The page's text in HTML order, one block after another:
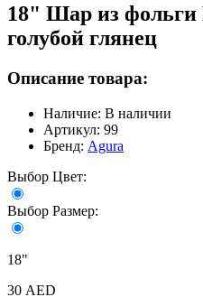
18" Шар из фольги
голубой глянец
Описание товара:
Наличие: В наличии
Артикул: 99
Бренд: Agura
Выбор Цвет:
Выбор Размер:
18"
30 AED